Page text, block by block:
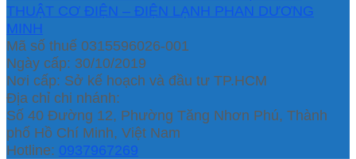
THUẬT CƠ ĐIỆN – ĐIỆN LẠNH PHAN DƯƠNG
MINH
Mã số thuế 0315596026-001
Ngày cấp: 30/10/2019
Nơi cấp: Sở kế hoạch và đầu tư TP.HCM
Địa chỉ chi nhánh:
Số 40 Đường 12, Phường Tăng Nhơn Phú, Thành
phố Hồ Chí Minh, Việt Nam
Hotline: 0937967269